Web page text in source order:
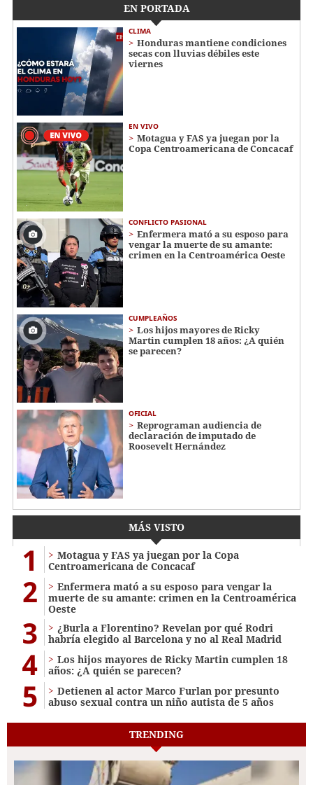
EN PORTADA
CLIMA
Honduras mantiene condiciones
secas con lluvias débiles este
viernes
EN VIVO
Motagua y FAS ya juegan por la
Copa Centroamericana de Concacaf
CONFLICTO PASIONAL
Enfermera mató a su esposo para
vengar la muerte de su amante:
crimen en la Centroamérica Oeste
CUMPLEAÑOS
Los hijos mayores de Ricky
Martin cumplen 18 años: ¿A quién
se parecen?
OFICIAL
Reprograman audiencia de
declaración de imputado de
Roosevelt Hernández
MÁS VISTO
1
Motagua y FAS ya juegan por la Copa
Centroamericana de Concacaf
2
Enfermera mató a su esposo para vengar la
muerte de su amante: crimen en la Centroamérica
Oeste
3
¿Burla a Florentino? Revelan por qué Rodri
habría elegido al Barcelona y no al Real Madrid
4
Los hijos mayores de Ricky Martin cumplen 18
años: ¿A quién se parecen?
5
Detienen al actor Marco Furlan por presunto
abuso sexual contra un niño autista de 5 años
TRENDING